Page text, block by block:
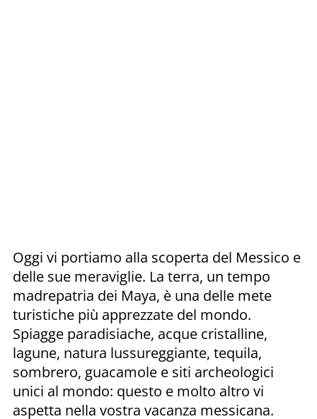
Oggi vi portiamo alla scoperta del Messico e
delle sue meraviglie. La terra, un tempo
madrepatria dei Maya, è una delle mete
turistiche più apprezzate del mondo.
Spiagge paradisiache, acque cristalline,
lagune, natura lussureggiante, tequila,
sombrero, guacamole e siti archeologici
unici al mondo: questo e molto altro vi
aspetta nella vostra vacanza messicana.